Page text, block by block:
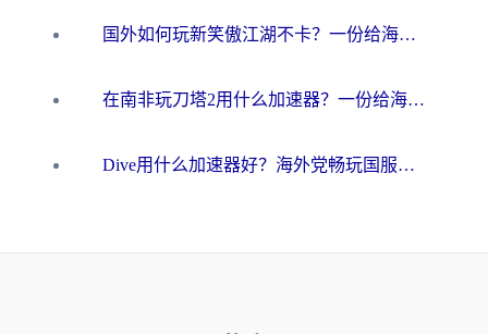
国外如何玩新笑傲江湖不卡？一份给海外游子的终极网络指南
在南非玩刀塔2用什么加速器？一份给海外游子的终极生存指南
Dive用什么加速器好？海外党畅玩国服游戏的终极避坑指南